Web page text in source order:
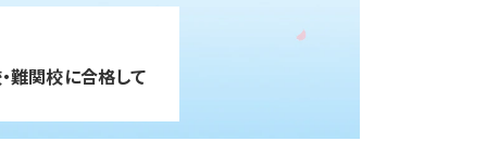
難関校に合格して